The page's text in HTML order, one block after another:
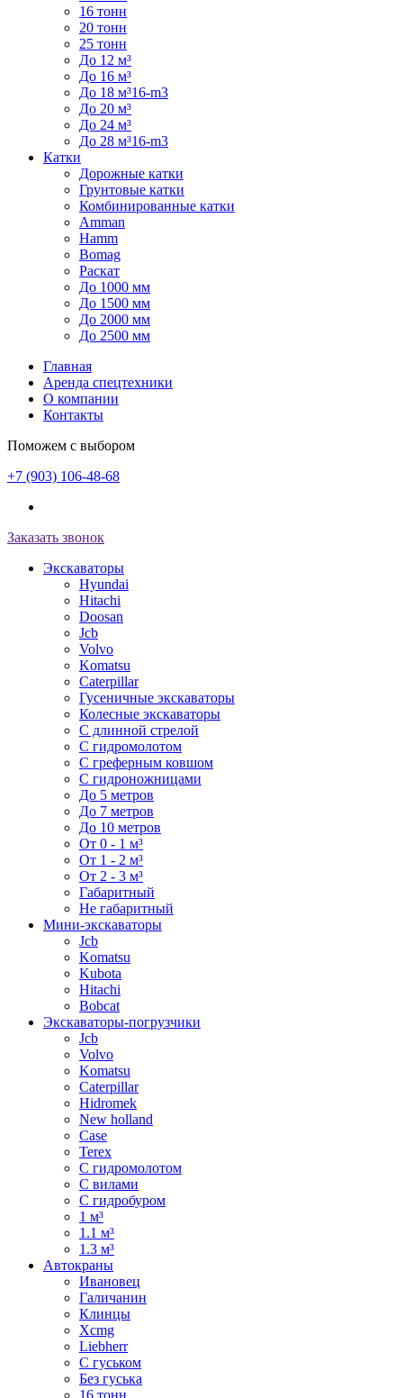
16 тонн
20 тонн
25 тонн
До 12 м³
До 16 м³
До 18 м³16-m3
До 20 м³
До 24 м³
До 28 м³16-m3
Катки
Дорожные катки
Грунтовые катки
Комбинированные катки
Amman
Hamm
Bomag
Раскат
До 1000 мм
До 1500 мм
До 2000 мм
До 2500 мм
Главная
Аренда спецтехники
О компании
Контакты
Поможем с выбором
+7 (903) 106-48-68
Заказать звонок
Экскаваторы
Hyundai
Hitachi
Doosan
Jcb
Volvo
Komatsu
Caterpillar
Гусеничные экскаваторы
Колесные экскаваторы
С длинной стрелой
С гидромолотом
С греферным ковшом
С гидроножницами
До 5 метров
До 7 метров
До 10 метров
От 0 - 1 м³
От 1 - 2 м³
От 2 - 3 м³
Габаритный
Не габаритный
Мини-экскаваторы
Jcb
Komatsu
Kubota
Hitachi
Bobcat
Экскаваторы-погрузчики
Jcb
Volvo
Komatsu
Caterpillar
Hidromek
New holland
Case
Terex
С гидромолотом
С вилами
С гидробуром
1 м³
1.1 м³
1.3 м³
Автокраны
Ивановец
Галичанин
Клинцы
Xcmg
Liebherr
С гуськом
Без гуська
16 тонн